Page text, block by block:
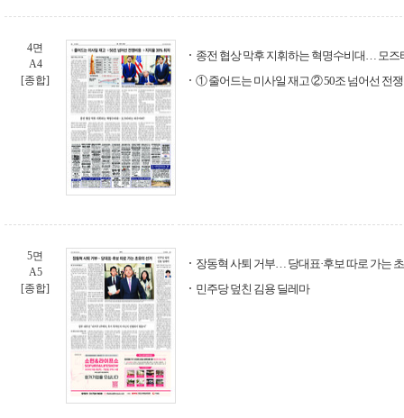
4면
A4
[종합]
종전 협상 막후 지휘하는 혁명수비대… 모즈
① 줄어드는 미사일 재고 ② 50조 넘어선 전
5면
A5
[종합]
장동혁 사퇴 거부… 당대표·후보 따로 가는
민주당 덮친 김용 딜레마